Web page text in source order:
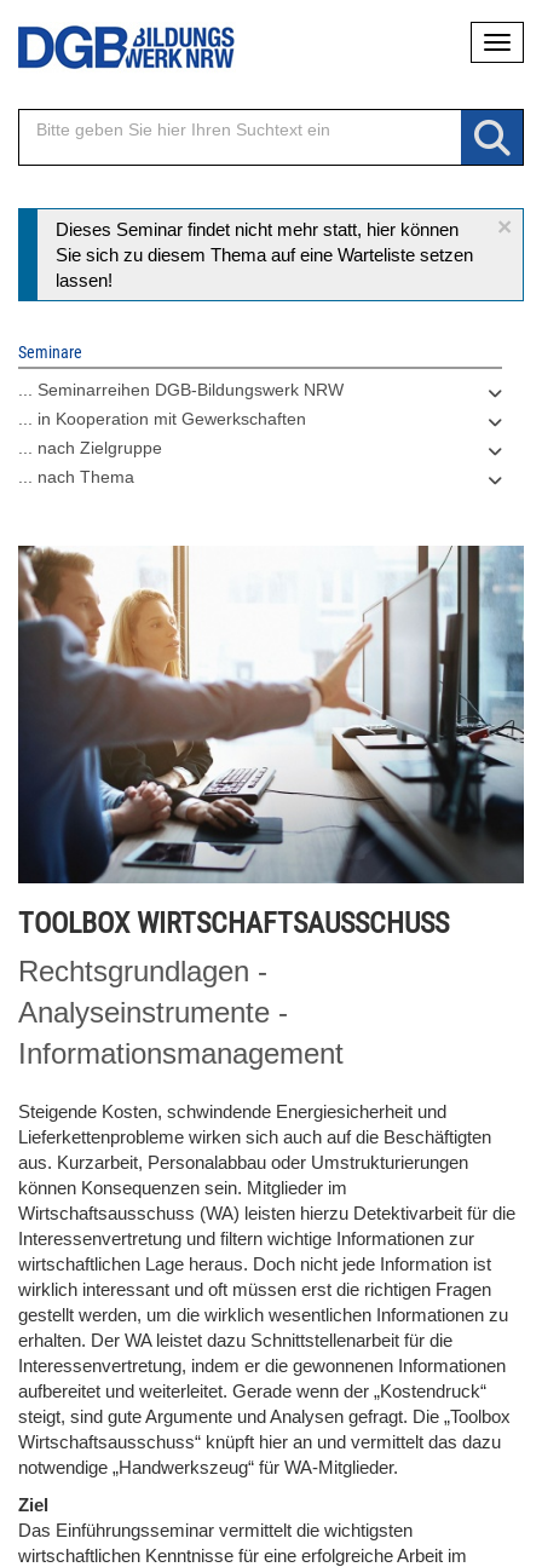
Direkt
Inhalt
×
Statusmeldung
Dieses Seminar findet nicht mehr statt, hier können
Sie sich zu diesem Thema auf eine Warteliste setzen
lassen!
Seminare
... Seminarreihen DGB-Bildungswerk NRW
... in Kooperation mit Gewerkschaften
... nach Zielgruppe
... nach Thema
TOOLBOX WIRTSCHAFTSAUSSCHUSS
Rechtsgrundlagen -
Analyseinstrumente -
Informationsmanagement
Steigende Kosten, schwindende Energiesicherheit und
Lieferkettenprobleme wirken sich auch auf die Beschäftigten
aus. Kurzarbeit, Personalabbau oder Umstrukturierungen
können Konsequenzen sein. Mitglieder im
Wirtschaftsausschuss (WA) leisten hierzu Detektivarbeit für die
Interessenvertretung und filtern wichtige Informationen zur
wirtschaftlichen Lage heraus. Doch nicht jede Information ist
wirklich interessant und oft müssen erst die richtigen Fragen
gestellt werden, um die wirklich wesentlichen Informationen zu
erhalten. Der WA leistet dazu Schnittstellenarbeit für die
Interessenvertretung, indem er die gewonnenen Informationen
aufbereitet und weiterleitet. Gerade wenn der „Kostendruck“
steigt, sind gute Argumente und Analysen gefragt. Die „Toolbox
Wirtschaftsausschuss“ knüpft hier an und vermittelt das dazu
notwendige „Handwerkszeug“ für WA-Mitglieder.
Ziel
Das Einführungsseminar vermittelt die wichtigsten
wirtschaftlichen Kenntnisse für eine erfolgreiche Arbeit im